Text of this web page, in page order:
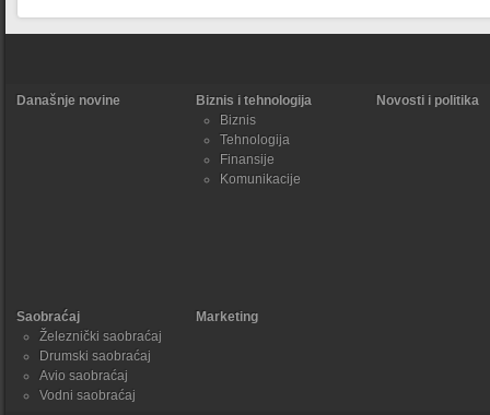
Današnje novine
Biznis i tehnologija
Biznis
Tehnologija
Finansije
Komunikacije
Novosti i politika
Saobraćaj
Železnički saobraćaj
Drumski saobraćaj
Avio saobraćaj
Vodni saobraćaj
Marketing